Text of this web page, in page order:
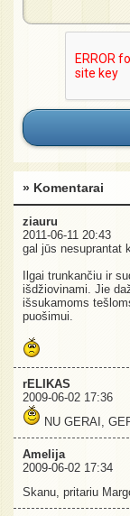
» Komentarai
ziauru
2011-06-11 20:43
gal jūs nesuprantat
Ilgai trunkančiu ir
išdžiovinami. Jie
išsukamoms
puošimui.
rELIKAS
2009-06-02 17:36
NU GERAI,
Amelija
2009-06-02 17:34
Skanu, pritariu